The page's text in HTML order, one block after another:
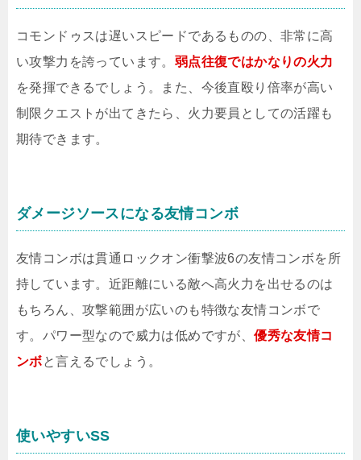
コモンドゥスは遅いスピードであるものの、非常に高
い攻撃力を誇っています。 弱点往復ではかなりの火力
を発揮できるでしょう。また、今後直殴り倍率が高い
制限クエストが出てきたら、火力要員としての活躍も
期待できます。
ダメージソースになる友情コンボ
友情コンボは貫通ロックオン衝撃波6の友情コンボを所
持しています。近距離にいる敵へ高火力を出せるのは
もちろん、攻撃範囲が広いのも特徴な友情コンボで
す。パワー型なので威力は低めですが、優秀な友情コ
ンボと言えるでしょう。
使いやすいSS